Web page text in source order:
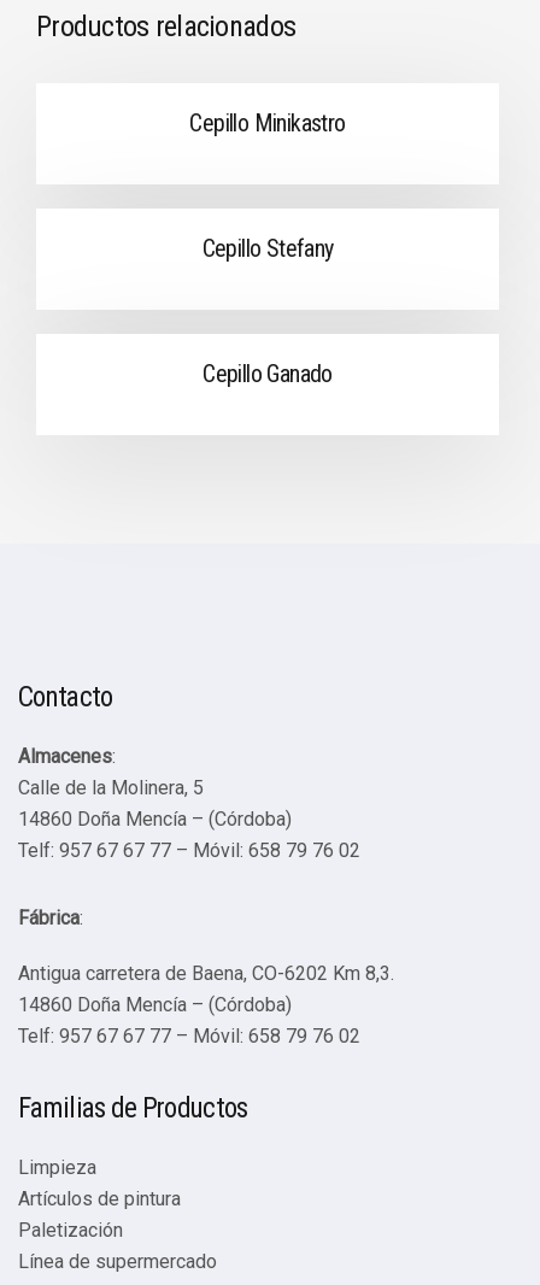
Productos relacionados
Cepillo Minikastro
Cepillo Stefany
Cepillo Ganado
Contacto
Almacenes:
Calle de la Molinera, 5
14860 Doña Mencía – (Córdoba)
Telf: 957 67 67 77 – Móvil: 658 79 76 02
Fábrica:
Antigua carretera de Baena, CO-6202 Km 8,3.
14860 Doña Mencía – (Córdoba)
Telf: 957 67 67 77 – Móvil: 658 79 76 02
Familias de Productos
Limpieza
Artículos de pintura
Paletización
Línea de supermercado